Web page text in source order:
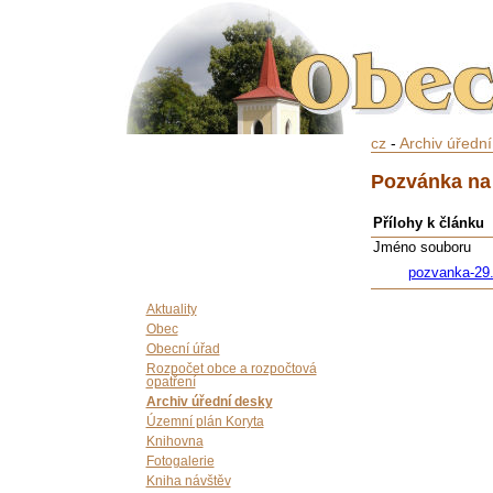
Aktuality
Obec
Obecní úřad
Rozpočet obce a rozpočtová
opatření
Archiv úřední desky
Územní plán Koryta
Knihovna
Fotogalerie
Kniha návštěv
cz- Archiv
Pozvánka
Přílohy k článku
Jméno souboru
pozvanka-